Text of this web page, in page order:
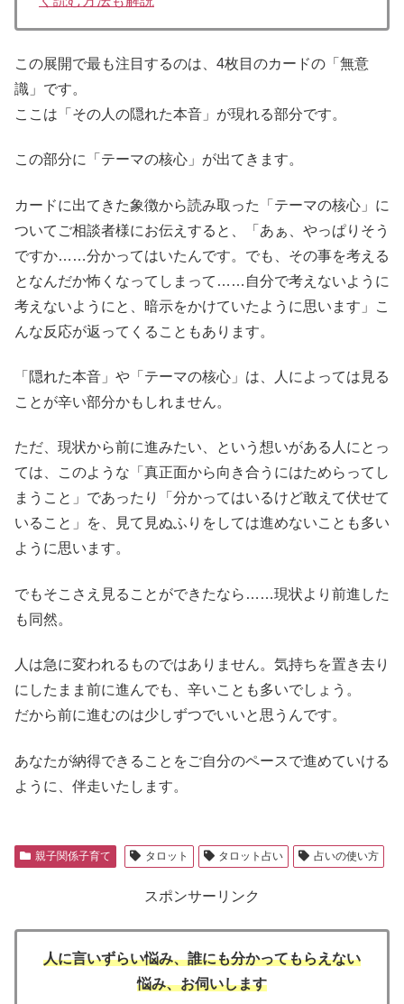
この展開で最も注目するのは、4枚目のカードの「無意
識」です。
ここは「その人の隠れた本音」が現れる部分です。
この部分に「テーマの核心」が出てきます。
カードに出てきた象徴から読み取った「テーマの核心」に
ついてご相談者様にお伝えすると、「あぁ、やっぱりそう
ですか……分かってはいたんです。でも、その事を考える
となんだか怖くなってしまって……自分で考えないように
考えないようにと、暗示をかけていたように思います」こ
んな反応が返ってくることもあります。
「隠れた本音」や「テーマの核心」は、人によっては見る
ことが辛い部分かもしれません。
ただ、現状から前に進みたい、という想いがある人にとっ
ては、このような「真正面から向き合うにはためらってし
まうこと」であったり「分かってはいるけど敢えて伏せて
いること」を、見て見ぬふりをしては進めないことも多い
ように思います。
でもそこさえ見ることができたなら……現状より前進した
も同然。
人は急に変われるものではありません。気持ちを置き去り
にしたまま前に進んでも、辛いことも多いでしょう。
だから前に進むのは少しずつでいいと思うんです。
あなたが納得できることをご自分のペースで進めていける
ように、伴走いたします。
親子関係子育て タロット タロット占い 占いの使い方
スポンサーリンク
人に言いずらい悩み、誰にも分かってもらえない
悩み、お伺いします